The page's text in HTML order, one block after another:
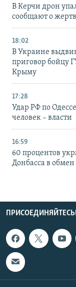
В Керчи дрон
сообщают о
18:02
В Украине
приговор бойцу
Крыму
17:28
Удар РФ по
человек – власти
16:59
60 процентов
Донбасса в
ПРИСОЕДИНЯЙТЕСЬ!